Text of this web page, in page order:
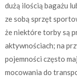
dużą ilością bagażu
ze sobą sprzęt
że niektóre torby są
aktywnościach; na
pojemności często
mocowania do